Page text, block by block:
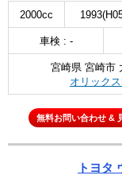
2000cc
車検 : -
宮崎県 宮崎市
オリック
無料お問い合わせ &
トヨタ